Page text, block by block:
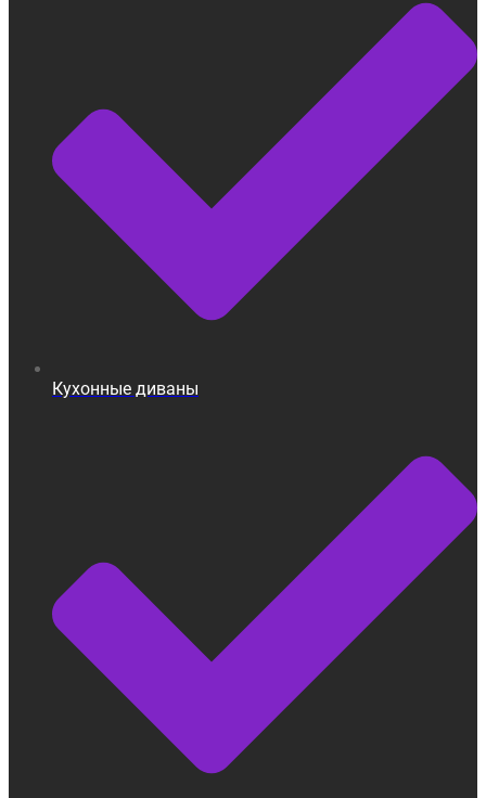
Кухонные диваны